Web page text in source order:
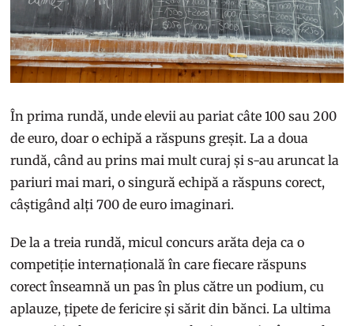
În prima rundă, unde elevii au pariat câte 100 sau 200
de euro, doar o echipă a răspuns greșit. La a doua
rundă, când au prins mai mult curaj și s-au aruncat la
pariuri mai mari, o singură echipă a răspuns corect,
câștigând alți 700 de euro imaginari.
De la a treia rundă, micul concurs arăta deja ca o
competiție internațională în care fiecare răspuns
corect înseamnă un pas în plus către un podium, cu
aplauze, țipete de fericire și sărit din bănci. La ultima